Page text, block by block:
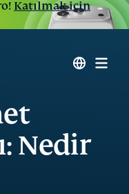
Katılmak için
Nedir